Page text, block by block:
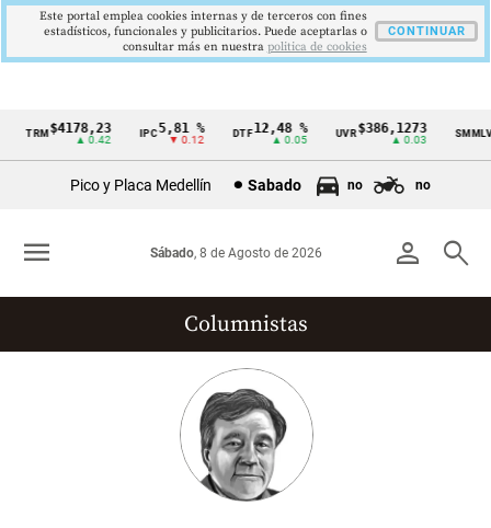
Cintillo
Colombia
TRM$4178,23
▲ 0.42
5,81 %
▼ 0.12
DTF12,48 %
▲ 0.05
UVR$386,1273
▲ 0.03
SMMLV
Pico y Placa Medellín Sabado no no
person search
Sábado, 8 de Agosto de 2026
menu
Columnistas
Este portal emplea cookies internas y de terceros con fines
estadísticos, funcionales y publicitarios. Puede aceptarlas o
consultar más en nuestra politica de cookies
CONTINUAR